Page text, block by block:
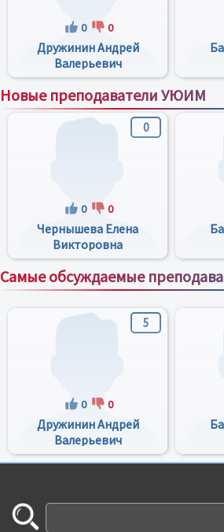
0 0
Дружинин Андрей
Валерьевич
Новые преподаватели УЮИМ
0
0 0
Чернышева Елена
Викторовна
Самые обсуждаемые
5
0 0
Дружинин Андрей
Валерьевич